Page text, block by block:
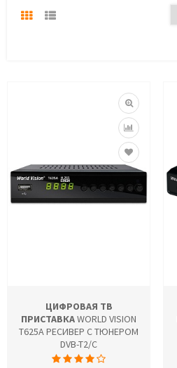
ЦИФРОВАЯ ТВ
ПРИСТАВКАWORLD VISION
T625A РЕСИВЕР С ТЮНЕРОМ
DVB-T2/C